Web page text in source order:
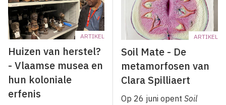
ARTIKEL
Huizen van herstel?
- Vlaamse musea en
hun koloniale
erfenis
ARTIKEL
Soil Mate - De
metamorfosen van
Clara Spilliaert
Op 26 juni opent Soil